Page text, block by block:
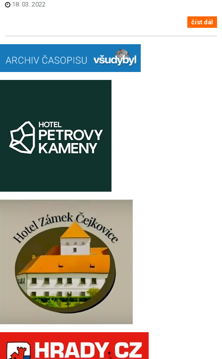
18. 03. 2022
číst dál